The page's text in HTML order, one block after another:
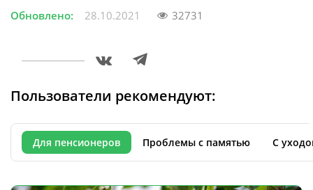
Обновлено: 28.10.2021 32731
Пользователи рекомендуют:
Для пенсионеров Проблемы с памятью С